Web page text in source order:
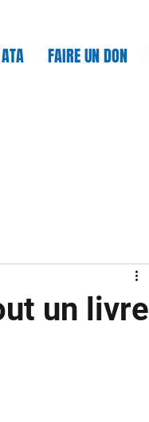
FAIRE UN DON
un livre